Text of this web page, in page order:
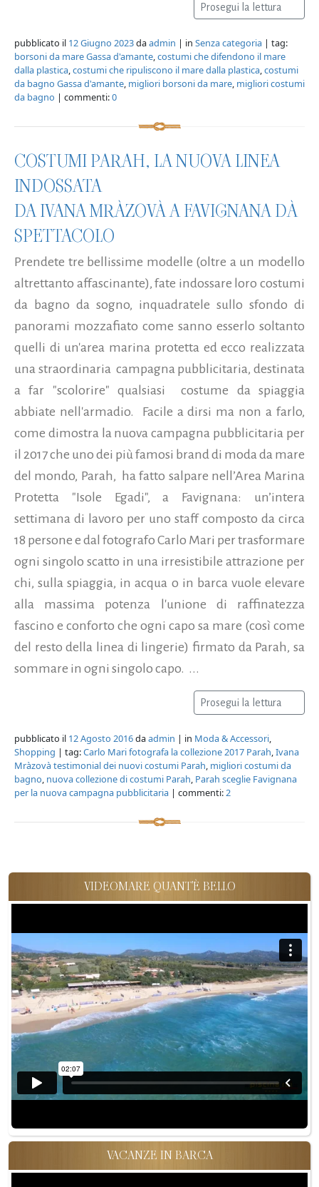
Prosegui la lettura
pubblicato il 12 Giugno 2023daadmin | in Senza categoria | tag:
borsoni da mare Gassa d'amante,costumi che difendono il mare
dalla plastica,costumi che ripuliscono il mare dalla plastica,costumi
da bagno Gassa d'amante, migliori borsoni da mare, migliori costumi
da bagno | commenti:0
COSTUMI PARAH, LA NUOVA LINEA
INDOSSATA
DA IVANA MRÀZOVÀ A FAVIGNANA DÀ
SPETTACOLO
Prendete tre bellissime modelle (oltre a un modello
altrettanto affascinante), fate indossare loro costumi
da bagno da sogno, inquadratele sullo sfondo di
panorami mozzafiato come sanno esserlo soltanto
quelli di un'area marina protetta ed ecco realizzata
una straordinaria campagna pubblicitaria, destinata
a far "scolorire" qualsiasi costume da spiaggia
abbiate nell'armadio. Facile a dirsi ma non a farlo,
come dimostra la nuova campagna pubblicitaria per
il 2017 che uno dei più famosi brand di moda da mare
del mondo, Parah, ha fatto salpare nell’Area Marina
Protetta "Isole Egadi", a Favignana: un’intera
settimana di lavoro per uno staff composto da circa
18 persone e dal fotografo Carlo Mari per trasformare
ogni singolo scatto in una irresistibile attrazione per
chi, sulla spiaggia, in acqua o in barca vuole elevare
alla massima potenza l'unione di raffinatezza
fascino e conforto che ogni capo sa mare (così come
del resto della linea di lingerie) firmato da Parah, sa
sommare in ogni singolo capo. ...
Prosegui la lettura
pubblicato il 12 Agosto 2016daadmin | in Moda & Accessori,
Shopping | tag:Carlo Mari fotografa la collezione 2017 Parah,Ivana
Mràzovà testimonial dei nuovi costumi Parah, migliori costumi da
bagno, nuova collezione di costumi Parah, Parah sceglie Favignana
per la nuova campagna pubblicitaria | commenti:2
VIDEOMARE QUANT'È BELLO
VACANZE IN BARCA